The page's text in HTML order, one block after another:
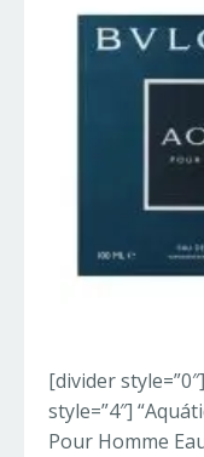
[divider
style=”4″]
Pour Homme